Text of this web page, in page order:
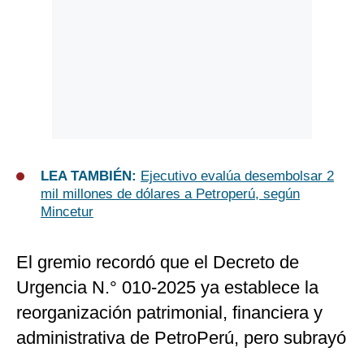
LEA TAMBIÉN: Ejecutivo evalúa desembolsar 2
mil millones de dólares a Petroperú, según
Mincetur
El gremio recordó que el Decreto de
Urgencia N.° 010-2025 ya establece la
reorganización patrimonial, financiera y
administrativa de PetroPerú, pero subrayó